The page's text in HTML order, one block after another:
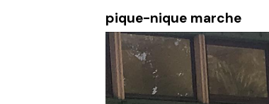
pique-nique marche